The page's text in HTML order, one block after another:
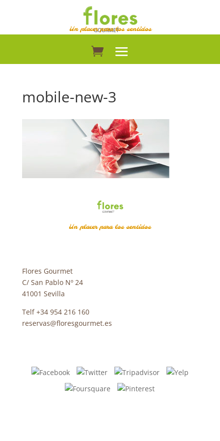
Un placer para los sentidos
mobile-new-3
Un placer para los sentidos
Flores Gourmet
C/ San Pablo Nº 24
41001 Sevilla
Telf +34 954 216 160
reservas@floresgourmet.es